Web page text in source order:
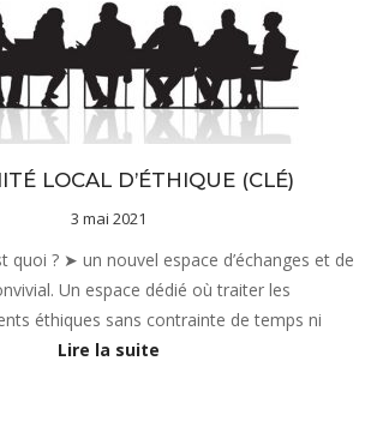
LOCAL D’ÉTHIQUE (CLÉ)
3 mai 2021
quoi ? ➤ un nouvel espace d’échanges et de
Un espace dédié où traiter les
éthiques sans contrainte de temps ni
Lire la suite